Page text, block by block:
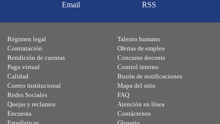
Email RSS
Régimen legal
Contratación
Rendición de cuentas
Pago virtual
Calidad
Talento humano
Ofertas de empleo
Concurso docente
Control interno
Buzón de notificaciones
Correo institucional
Redes Sociales
Quejas y reclamos
Encuesta
Mapa del sitio
FAQ
Atención en línea
Contáctenos